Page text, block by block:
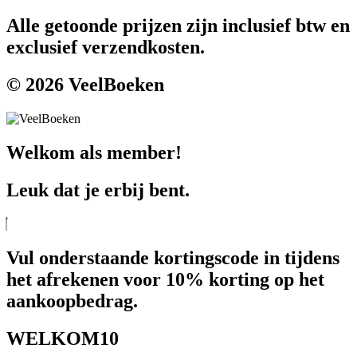
Alle getoonde prijzen zijn inclusief btw en
exclusief verzendkosten.
© 2026 VeelBoeken
Welkom als member!
Leuk dat je erbij bent.
Vul onderstaande kortingscode in tijdens
het afrekenen voor 10% korting op het
aankoopbedrag.
WELKOM10